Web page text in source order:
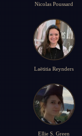
Nicolas Poussard
Laëtitia Reynders
Ellie S. Green